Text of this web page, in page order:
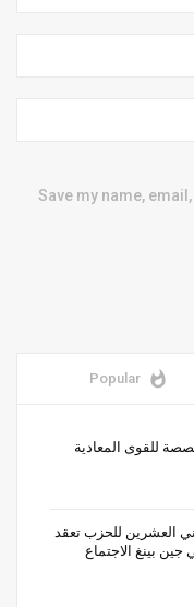
Save my name,
whatshot
Popular
للقوى المعادية
العشرين للحزب تعقد
بينغ الاجتماع